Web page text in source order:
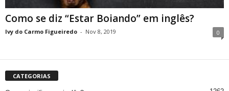
Como se diz “Estar Boiando” em inglês?
Ivy do Carmo Figueiredo - Nov 8, 2019 0
CATEGORIAS